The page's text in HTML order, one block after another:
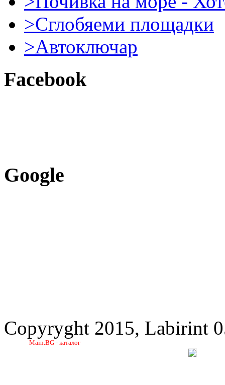
>Сглобяеми площадки
>Автоключар
Facebook
Google
Copyryght 2015, Labirint
Main.BG - каталог